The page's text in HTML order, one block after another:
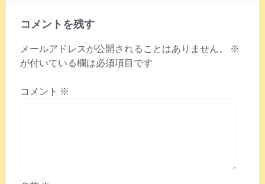
コメントを残す
メールアドレスが公開されることはありません。
※
が付いている欄は必須項目です
コメント ※